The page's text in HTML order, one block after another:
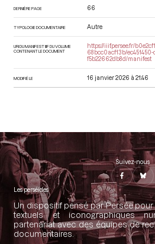
DERNIÈRE PAGE 66
TYPOLOGIE DOCUMENTAIRE Autre
URI DU MANIFEST IIIF DU VOLUME
CONTENANT LE DOCUMENT
https://iiif.persee.fr/
68bcc0acf13b/ec451450-
f5b22662db8d/manifest
MODIFIÉ LE 16 janvier 2026 à 21:46
Suivez-nous
Les perséides
Un dispositif pensé par Persée
textuels et iconographiques
partenariat avec des équipes de
documentaires.